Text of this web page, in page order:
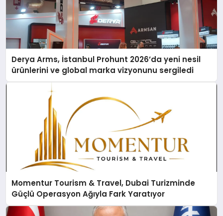
Derya Arms, İstanbul Prohunt 2026’da yeni nesil
ürünlerini ve global marka vizyonunu sergiledi
Momentur Tourism & Travel, Dubai Turizminde
Güçlü Operasyon Ağıyla Fark Yaratıyor